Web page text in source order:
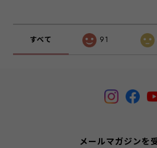
すべて 91
メールマガジンを